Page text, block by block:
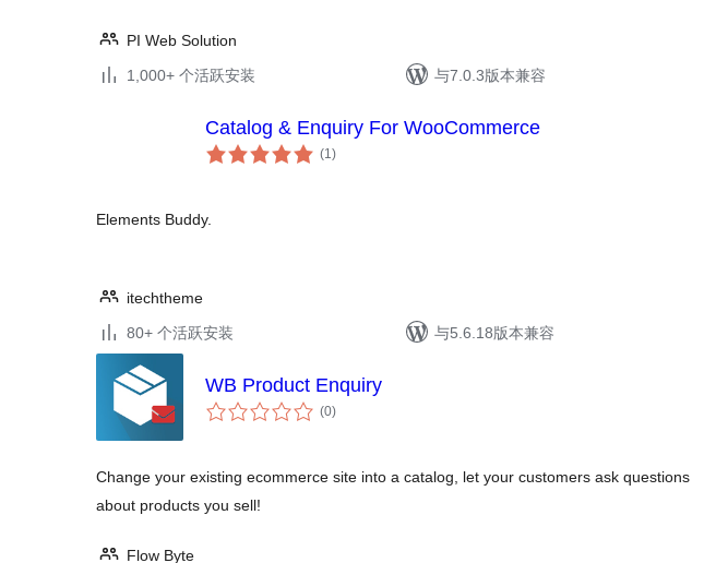
PI Web Solution
1,000+ 个活跃安装
与7.0.3版本兼容
Catalog & Enquiry For WooCommerce
(1总
评)
Elements Buddy.
itechtheme
80+ 个活跃安装
与5.6.18版本兼容
WB Product Enquiry
(0总
评)
Change your existing ecommerce site into a catalog, let your customers ask questions
about products you sell!
Flow Byte